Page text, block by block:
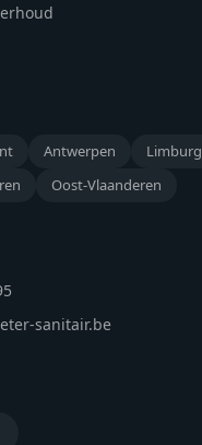
Antwerpen
Limburg
Oost-Vlaanderen
sanitair.be